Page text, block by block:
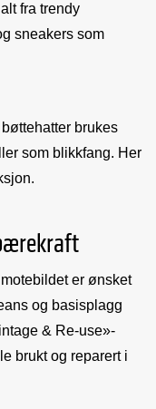
fra trendy
sneakers som
brukes
som blikkfang. Her
er ønsket
og basisplagg
& Re-use»-
brukt og reparert i